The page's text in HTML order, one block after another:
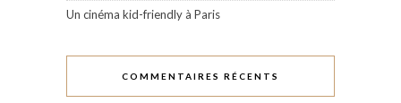
Un cinéma kid-friendly à Paris
COMMENTAIRES RÉCENTS